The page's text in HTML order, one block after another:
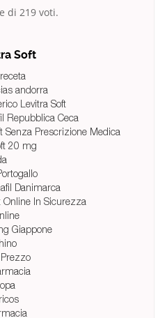
di 219 voti.
Soft
andorra
Levitra Soft
Repubblica Ceca
Senza Prescrizione Medica
20 mg
Danimarca
Online In Sicurezza
Giappone